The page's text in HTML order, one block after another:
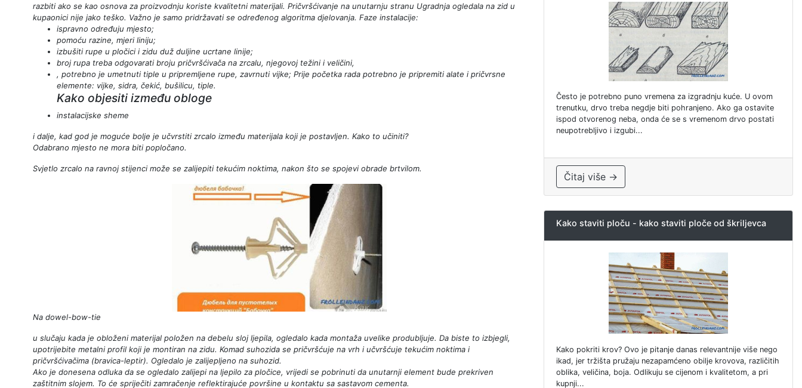
razbiti ako se kao osnova za proizvodnju koriste kvalitetni materijali. Pričvršćivanje na unutarnju stranu Ugradnja ogledala na zid u
kupaonici nije jako teško. Važno je samo pridržavati se određenog algoritma djelovanja. Faze instalacije:
ispravno određuju mjesto;
pomoću razine, mjeri liniju;
izbušiti rupe u pločici i zidu duž duljine ucrtane linije;
broj rupa treba odgovarati broju pričvršćivača na zrcalu, njegovoj težini i veličini,
, potrebno je umetnuti tiple u pripremljene rupe, zavrnuti vijke; Prije početka rada potrebno je pripremiti alate i pričvrsne
elemente: vijke, sidra, čekić, bušilicu, tiple.
Kako objesiti između obloge
instalacijske sheme
i dalje, kad god je moguće bolje je učvrstiti zrcalo između materijala koji je postavljen. Kako to učiniti?
Odabrano mjesto ne mora biti popločano.
Svjetlo zrcalo na ravnoj stijenci može se zalijepiti tekućim noktima, nakon što se spojevi obrade brtvilom.
Na dowel-bow-tie
u slučaju kada je obloženi materijal položen na debelu sloj ljepila, ogledalo kada montaža uvelike produbljuje. Da biste to izbjegli,
upotrijebite metalni profil koji je montiran na zidu. Komad suhozida se pričvršćuje na vrh i učvršćuje tekućim noktima i
pričvršćivačima (bravica-leptir). Ogledalo je zalijepljeno na suhozid.
Ako je donesena odluka da se ogledalo zalijepi na ljepilo za pločice, vrijedi se pobrinuti da unutarnji element bude prekriven
zaštitnim slojem. To će spriječiti zamračenje reflektirajuće površine u kontaktu sa sastavom cementa.
Često je potrebno puno vremena za izgradnju kuće. U ovom
trenutku, drvo treba negdje biti pohranjeno. Ako ga ostavite
ispod otvorenog neba, onda će se s vremenom drvo postati
neupotrebljivo i izgubi...
Čitaj više →
Kako staviti ploču - kako staviti ploče od škriljevca
Kako pokriti krov? Ovo je pitanje danas relevantnije više nego
ikad, jer tržišta pružaju nezapamćeno obilje krovova, različitih
oblika, veličina, boja. Odlikuju se cijenom i kvalitetom, a pri
kupnji...